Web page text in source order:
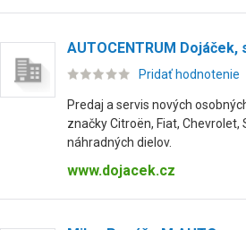
AUTOCENTRUM Dojáček,
Pridať hodnotenie
Predaj a servis nových
značky Citroën, Fiat, Chevrolet,
náhradných dielov.
www.dojacek.cz